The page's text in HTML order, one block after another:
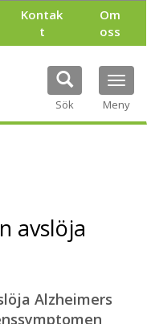
Kontak
t
Om
oss
Sök Meny
avslöja
Alzheimers